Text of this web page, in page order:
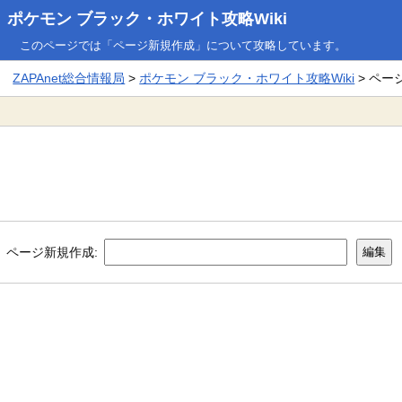
ポケモン ブラック・ホワイト攻略Wiki
このページでは「ページ新規作成」について攻略しています。
ZAPAnet総合情報局 >ポケモン ブラック・ホワイト攻略Wiki > ペー
ページ新規作成: